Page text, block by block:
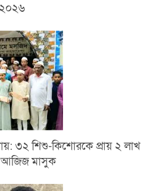
২০২৬
৩২ শিশু-কিশোরকে প্রায় ২ লাখ
আজিজ মাসুক